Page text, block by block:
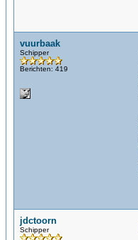
vuurbaak
Schipper
Berichten: 419
jdctoorn
Schipper